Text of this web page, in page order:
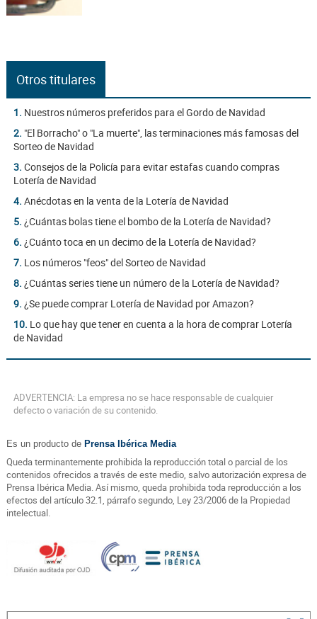
Otros titulares
1. Nuestros números preferidos para el Gordo de Navidad
2. "El Borracho" o "La muerte", las terminaciones más famosas del
Sorteo de Navidad
3. Consejos de la Policía para evitar estafas cuando compras
Lotería de Navidad
4. Anécdotas en la venta de la Lotería de Navidad
5. ¿Cuántas bolas tiene el bombo de la Lotería de Navidad?
6. ¿Cuánto toca en un decimo de la Lotería de Navidad?
7. Los números "feos" del Sorteo de Navidad
8. ¿Cuántas series tiene un número de la Lotería de Navidad?
9. ¿Se puede comprar Lotería de Navidad por Amazon?
10. Lo que hay que tener en cuenta a la hora de comprar Lotería
de Navidad
ADVERTENCIA: La empresa no se hace responsable de cualquier
defecto o variación de su contenido.
Es un producto de Prensa Ibérica Media
Queda terminantemente prohibida la reproducción total o parcial de los
contenidos ofrecidos a través de este medio, salvo autorización expresa de
Prensa Ibérica Media. Así mismo, queda prohibida toda reproducción a los
efectos del artículo 32.1, párrafo segundo, Ley 23/2006 de la Propiedad
intelectual.